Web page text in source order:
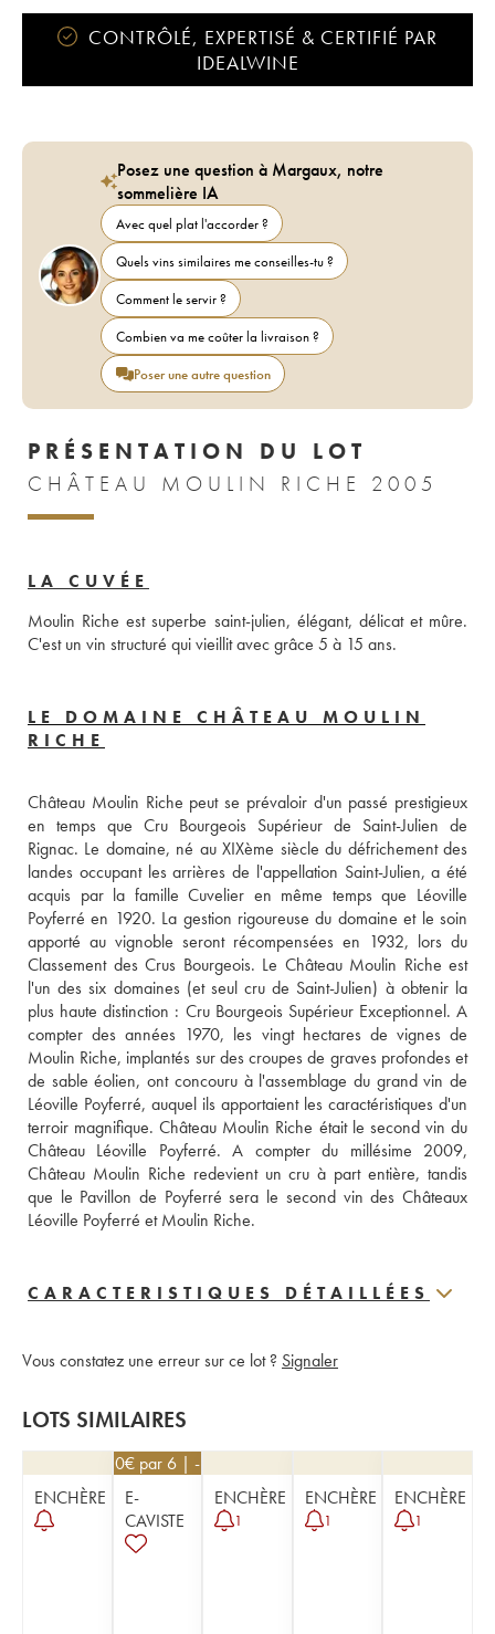
CONTRÔLÉ, EXPERTISÉ & CERTIFIÉ PAR
IDEALWINE
Posez une question à Margaux, notre
sommelière IA
Avec quel plat l'accorder ?
Quels vins similaires me conseilles-tu ?
Comment le servir ?
Combien va me coûter la livraison ?
Poser une autre question
PRÉSENTATION DU LOT
CHÂTEAU MOULIN RICHE 2005
LA CUVÉE
Moulin Riche est superbe saint-julien, élégant, délicat et mûre.
C'est un vin structuré qui vieillit avec grâce 5 à 15 ans.
LE DOMAINE CHÂTEAU MOULIN
RICHE
Château Moulin Riche peut se prévaloir d'un passé prestigieux
en temps que Cru Bourgeois Supérieur de Saint-Julien de
Rignac. Le domaine, né au XIXème siècle du défrichement des
landes occupant les arrières de l'appellation Saint-Julien, a été
acquis par la famille Cuvelier en même temps que Léoville
Poyferré en 1920. La gestion rigoureuse du domaine et le soin
apporté au vignoble seront récompensées en 1932, lors du
Classement des Crus Bourgeois. Le Château Moulin Riche est
l'un des six domaines (et seul cru de Saint-Julien) à obtenir la
plus haute distinction : Cru Bourgeois Supérieur Exceptionnel. A
compter des années 1970, les vingt hectares de vignes de
Moulin Riche, implantés sur des croupes de graves profondes et
de sable éolien, ont concouru à l'assemblage du grand vin de
Léoville Poyferré, auquel ils apportaient les caractéristiques d'un
terroir magnifique. Château Moulin Riche était le second vin du
Château Léoville Poyferré. A compter du millésime 2009,
Château Moulin Riche redevient un cru à part entière, tandis
que le Pavillon de Poyferré sera le second vin des Châteaux
Léoville Poyferré et Moulin Riche.
CARACTERISTIQUES DÉTAILLÉES
Vous constatez une erreur sur ce lot ? Signaler
LOTS SIMILAIRES
ENCHÈRE
31,50€ par 6 | -10%
E-
CAVISTE
ENCHÈRE
1
ENCHÈRE
1
ENCHÈRE
1